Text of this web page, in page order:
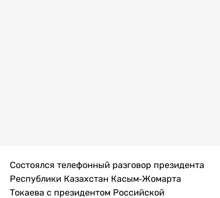
Состоялся телефонный разговор президента
Республики Казахстан Касым-Жомарта
Токаева с президентом Российской